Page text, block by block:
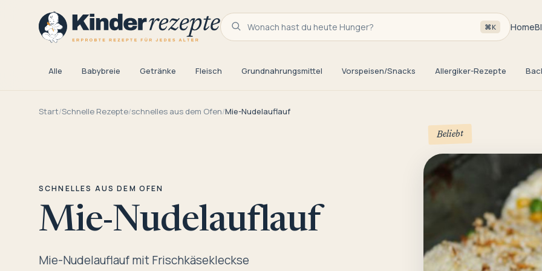
Wonach hast du heute Hunger? ⌘K Home
Alle Babybreie Getränke Fleisch Grundnahrungsmittel Vorspeisen/Snacks Allergiker-Rezepte
Start/Schnelle Rezepte/schnelles aus dem Ofen/Mie-Nudelauflauf
SCHNELLES AUS DEM OFEN
Mie-Nudelauflauf
Mie-Nudelauflauf mit Frischkäsekleckse
Beliebt